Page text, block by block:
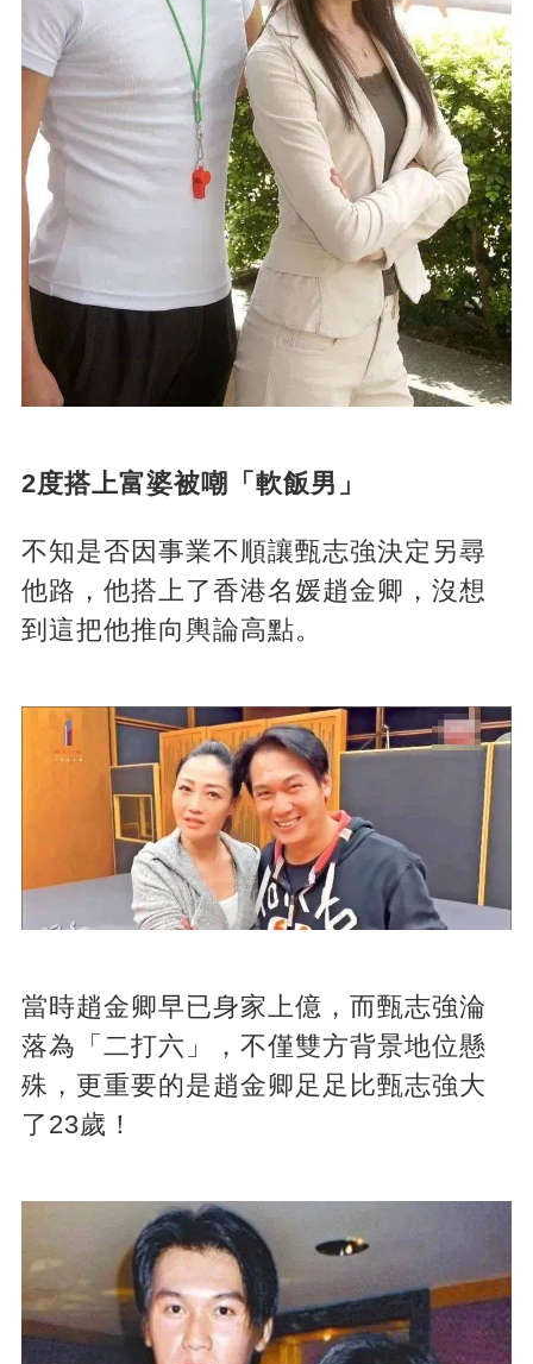
2度搭上富婆被嘲「軟飯男」
不知是否因事業不順讓甄志強決定另尋
他路，他搭上了香港名媛趙金卿，沒想
到這把他推向輿論高點。
當時趙金卿早已身家上億，而甄志強淪
落為「二打六」，不僅雙方背景地位懸
殊，更重要的是趙金卿足足比甄志強大
了23歲！